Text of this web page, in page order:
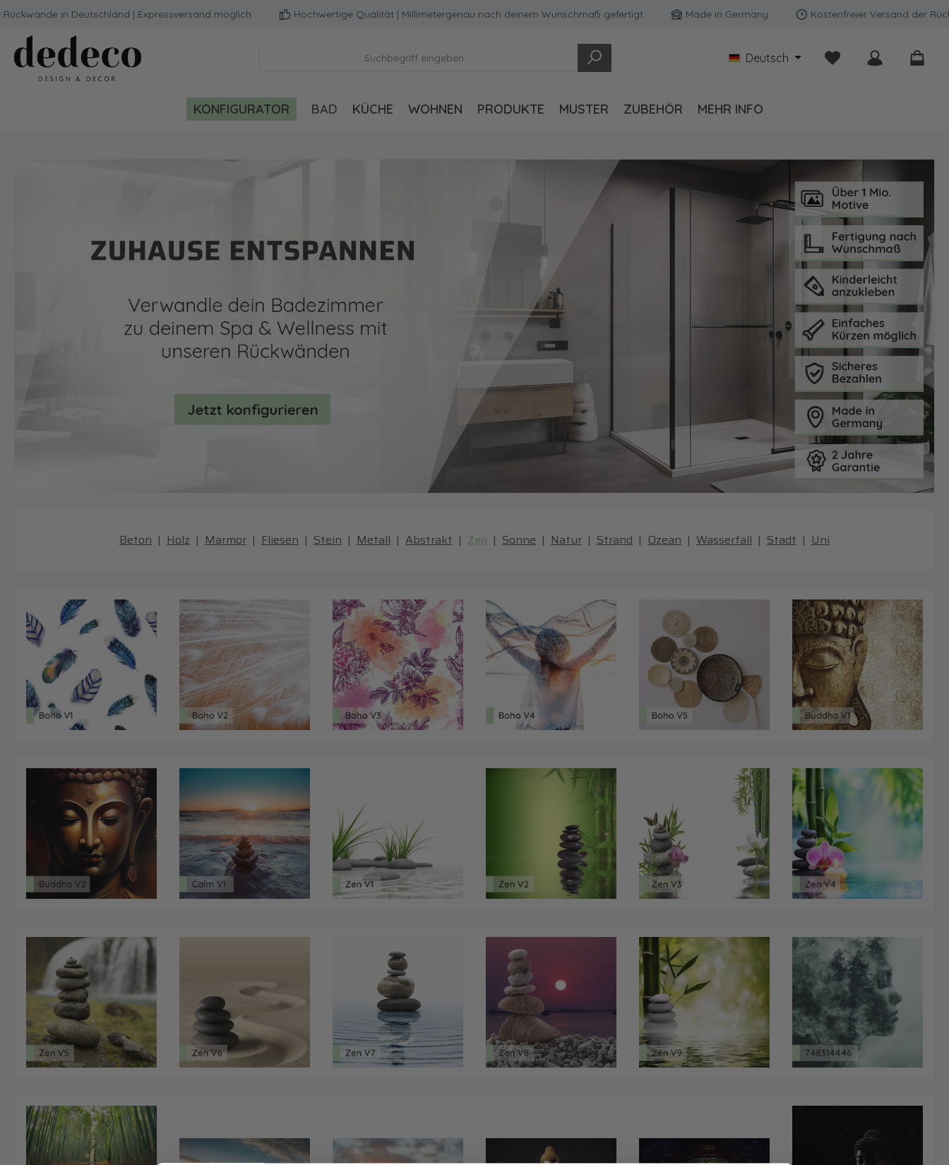
Hauptinhalt springen
Zur Suche springen
Zur Hauptnavigation springen
in Deutschland | Expressversand möglich Hochwertige Qualität | Millimetergenau nach deinem Wunschmaß gefertigt Made in Germany Kostenfreier Versand der
Deutsch Du hast 0 Produkte
KONFIGURATOR BAD KÜCHE WOHNEN PRODUKTE MUSTER ZUBEHÖR MEHR INFO
Beton | Holz | Marmor | Fliesen | Stein | Metall | Abstrakt | Zen | Sonne | Natur | Strand | Ozean | Wasserfall | Stadt | Uni